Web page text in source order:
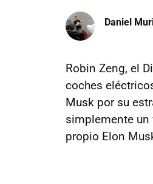
Daniel
Robin Zeng, el
coches
Musk por su
simplemente un
propio Elon